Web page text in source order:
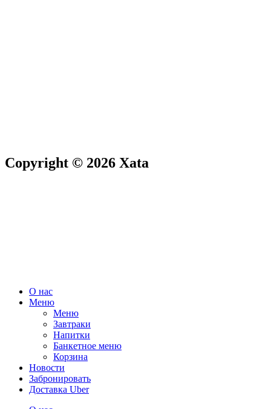
Copyright © 2026 Xata
О нас
Меню
Меню
Завтраки
Напитки
Банкетное меню
Корзина
Новости
Забронировать
Доставка Uber